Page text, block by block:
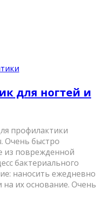
для ногтей и
профилактики
Очень быстро
из поврежденной
бактериального
наносить ежедневно
их основание. Очень